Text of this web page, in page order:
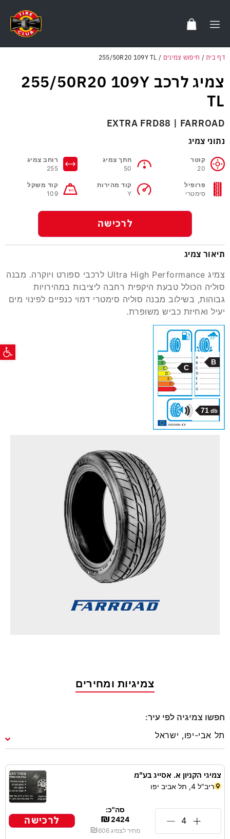
פתח
דף בית/ חיפוש צמיגים /
255/50R20 109Y TL
צמיג לרכב 255/50R20 109Y
TL
EXTRA FRD88 | FARROAD
נתוני צמיג
קוטר
20
חתך צמיג
50
רוחב צמיג
255
פרופיל
סימטרי
קוד מהירות
Y
קוד משקל
109
לרכישה
תיאור צמיג
צמיג Ultra High Performance לרכבי ספורט ויוקרה. מבנה
סוליה הכולל טבעת היקפית רחבה ליציבות במהירויות
גבוהות, בשילוב מבנה סוליה סימטרי דמוי כנפיים לפינוי מים
יעיל ואחיזת כביש משופרת.
C
B
71 db
צמיגיות ומחירים
חפשו צמיגיה לפי עיר:
צמיגי הקניון א. אסייג בע"מ
ריב"ל 4, תל אביב יפו
סה"כ:
₪2424
מחיר לצמיג ₪606
לרכישה